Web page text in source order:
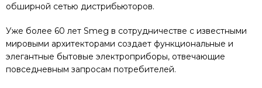
обширной сетью дистрибьюторов.
Уже более 60 лет Smeg в сотрудничестве с известными
мировыми архитекторами создает функциональные и
элегантные бытовые электроприборы, отвечающие
повседневным запросам потребителей.